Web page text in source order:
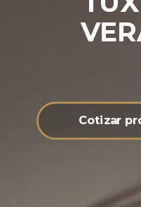
Cotizar